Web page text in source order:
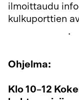
ilmoittaudu
kulkuporttien
.
Ohjelma:
Klo 10–12